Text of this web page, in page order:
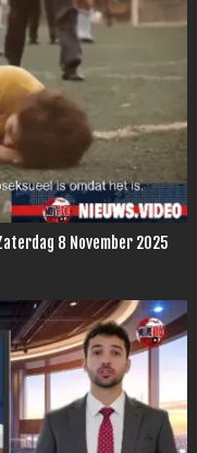
8 November 2025